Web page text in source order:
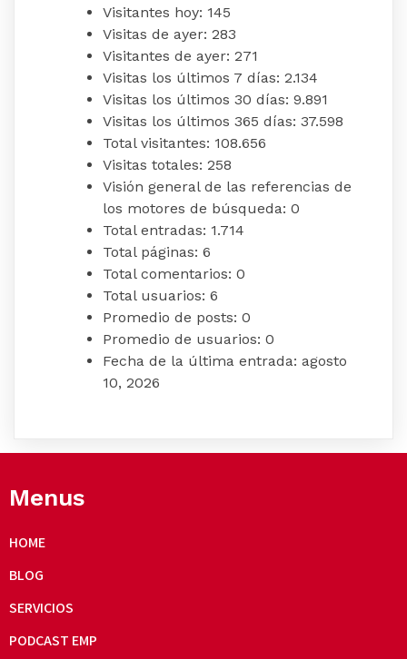
Visitantes hoy: 145
Visitas de ayer: 283
Visitantes de ayer: 271
Visitas los últimos 7 días: 2.134
Visitas los últimos 30 días: 9.891
Visitas los últimos 365 días: 37.598
Total visitantes: 108.656
Visitas totales: 258
Visión general de las referencias de
los motores de búsqueda: 0
Total entradas: 1.714
Total páginas: 6
Total comentarios: 0
Total usuarios: 6
Promedio de posts: 0
Promedio de usuarios: 0
Fecha de la última entrada: agosto
10, 2026
Menus
HOME
BLOG
SERVICIOS
PODCAST EMP